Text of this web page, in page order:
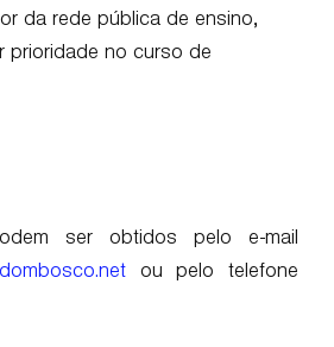
da rede pública de ensino,
prioridade no curso de
ser obtidos pelo e-mail
ou pelo telefone